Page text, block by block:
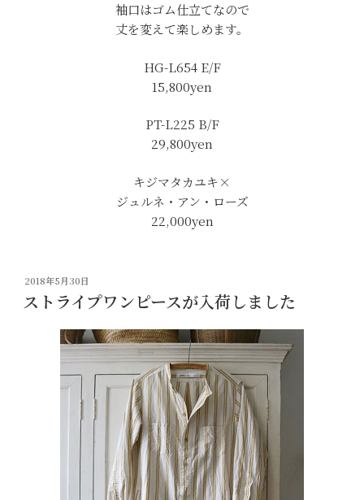
袖口はゴム仕立てなので
丈を変えて楽しめます。
HG-L654 E/F
15,800yen
PT-L225 B/F
29,800yen
キジマタカユキ×
ジュルネ・アン・ローズ
22,000yen
投
日:
2018年5月30日
ストライプワンピースが入荷しました